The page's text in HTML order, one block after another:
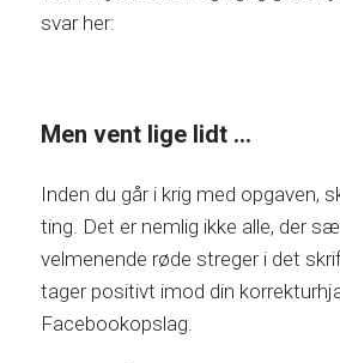
svar her:
Men vent lige lidt …
Inden du går i krig med opgaven,
ting. Det er nemlig ikke alle, der
velmenende røde streger i det
tager positivt imod din
Facebookopslag.